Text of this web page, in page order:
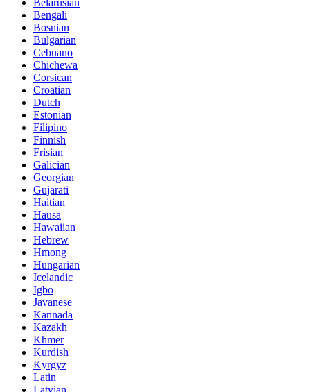
Belarusian
Bengali
Bosnian
Bulgarian
Cebuano
Chichewa
Corsican
Croatian
Dutch
Estonian
Filipino
Finnish
Frisian
Galician
Georgian
Gujarati
Haitian
Hausa
Hawaiian
Hebrew
Hmong
Hungarian
Icelandic
Igbo
Javanese
Kannada
Kazakh
Khmer
Kurdish
Kyrgyz
Latin
Latvian